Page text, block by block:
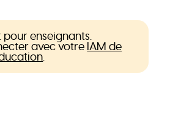
pour enseignants.
avec votre IAM de
.